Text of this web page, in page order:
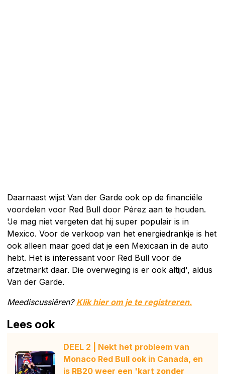
Daarnaast wijst Van der Garde ook op de financiële
voordelen voor Red Bull door Pérez aan te houden.
'Je mag niet vergeten dat hij super populair is in
Mexico. Voor de verkoop van het energiedrankje is het
ook alleen maar goed dat je een Mexicaan in de auto
hebt. Het is interessant voor Red Bull voor de
afzetmarkt daar. Die overweging is er ook altijd', aldus
Van der Garde.
Meediscussiëren? Klik hier om je te registreren.
Lees ook
DEEL 2 | Nekt het probleem van
Monaco Red Bull ook in Canada, en
is RB20 weer een 'kart zonder